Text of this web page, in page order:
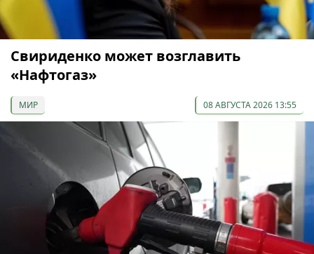
Свириденко может возглавить
«Нафтогаз»
МИР 08 АВГУСТА 2026 13:55